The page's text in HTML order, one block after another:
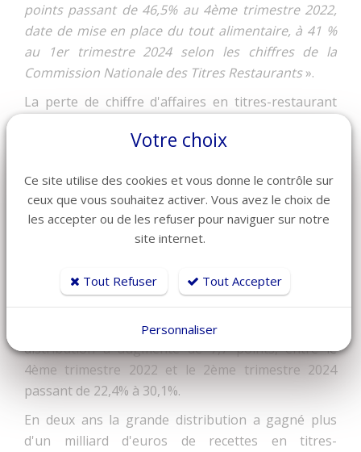
points passant de 46,5% au 4ème trimestre 2022,
date de mise en place du tout alimentaire, à 41 %
au 1er trimestre 2024 selon les chiffres de la
Commission Nationale des Titres Restaurants».
La perte de chiffre d'affaires en titres-restaurant
de 750 millions d'euros.
Catherine Quérard interroge les parlementaires :
Quelle France veulent-ils pour demain ? Une France
de grands distributeurs, plutôt qu'une France des
restaurateurs et des commerçants et artisans de
richesse économique, sociale et culturelle ?
Il est vrai que dans le même temps la part des
titres-restaurant dépensée dans la grande
distribution a augmenté de 7,7 points, entre le
4ème trimestre 2022 et le 2ème trimestre 2024
passant de 22,4% à 30,1%.
En deux ans la grande distribution a gagné plus
d'un milliard d'euros de recettes en titres-
Votre choix
Ce site utilise des cookies et vous donne le contrôle sur
ceux que vous souhaitez activer. Vous avez le choix de
les accepter ou de les refuser pour naviguer sur notre
site internet.
Tout Refuser Tout Accepter
Personnaliser